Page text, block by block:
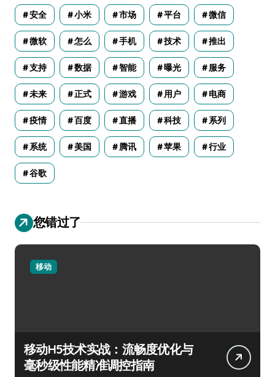
安全 小米 市场 平台 微信
微软 怎么 手机 技术 推出
支持 数据 智能 曝光 服务
未来 正式 游戏 用户 电商
疫情 百度 直播 科技 系列
系统 美国 腾讯 苹果 行业
谷歌
您错过了
移动
移动H5技术实战：流畅度优化与
毫秒级性能精准调控指南